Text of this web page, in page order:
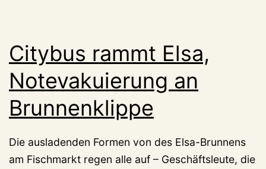
Citybus rammt Elsa,
Notevakuierung an
Brunnenklippe
Die ausladenden Formen von des Elsa-Brunnens
am Fischmarkt regen alle auf – Geschäftsleute, die